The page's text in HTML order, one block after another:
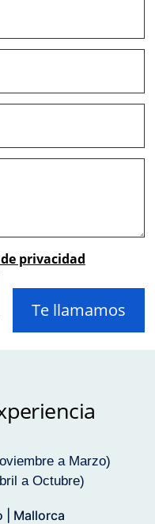
privacidad
Te llamamos
a Marzo)
a Octubre)
| Mallorca